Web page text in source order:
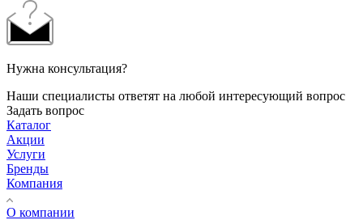
Нужна консультация?
Наши специалисты ответят на любой интересующий вопрос
Задать вопрос
Каталог
Акции
Услуги
Бренды
Компания
О компании